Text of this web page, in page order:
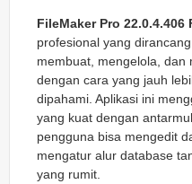
FileMaker Pro 22.0.4.406
profesional yang
membuat, mengelola, dan
dengan cara yang jauh
dipahami. Aplikasi ini
yang kuat dengan
pengguna bisa mengedit
mengatur alur database
yang rumit.